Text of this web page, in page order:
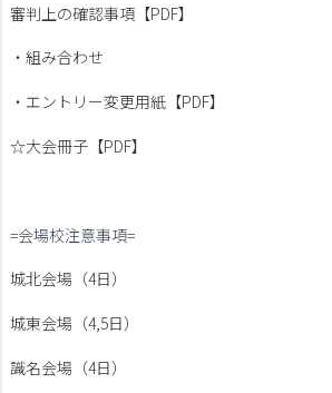
審判上の確認事項【PDF】
・組み合わせ
・エントリー変更用紙【PDF】
☆大会冊子【PDF】
=会場校注意事項=
城北会場（4日）
城東会場（4,5日）
識名会場（4日）